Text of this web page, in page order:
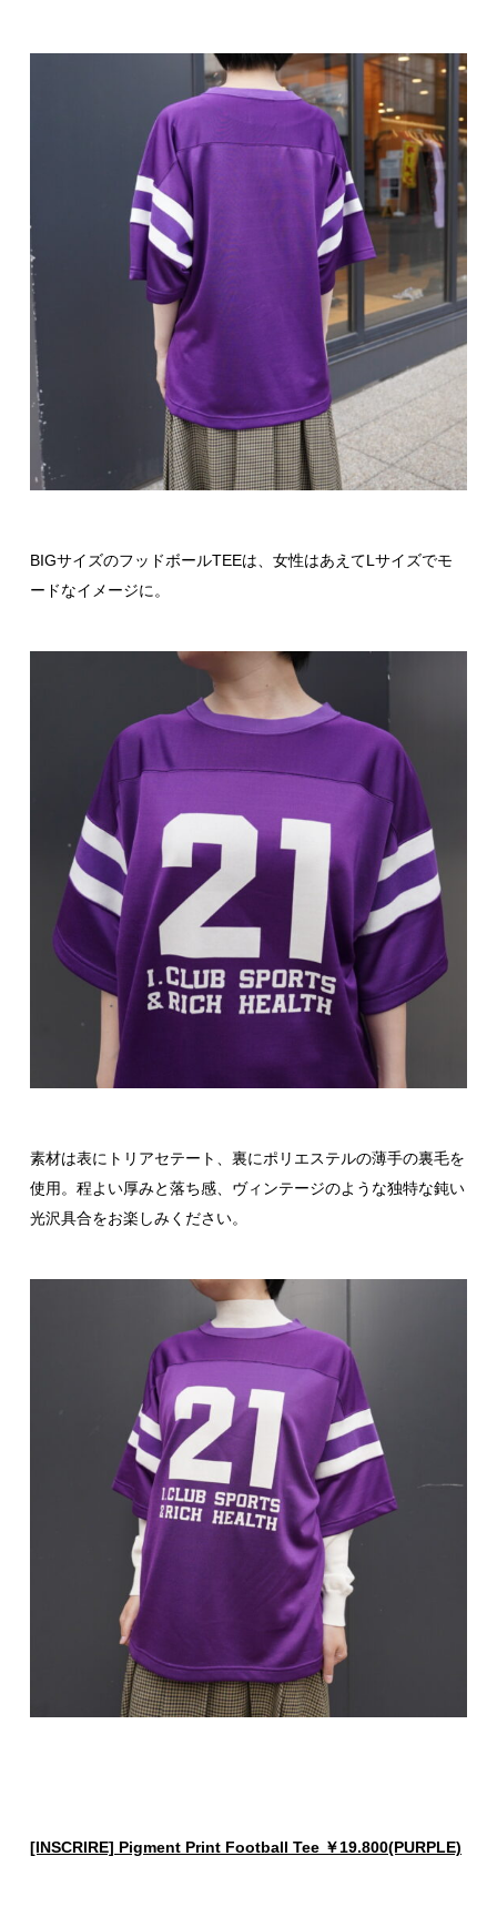
BIGサイズのフッドボールTEEは、女性はあえてLサイズでモ
ードなイメージに。
素材は表にトリアセテート、裏にポリエステルの薄手の裏毛を
使用。程よい厚みと落ち感、ヴィンテージのような独特な鈍い
光沢具合をお楽しみください。
[INSCRIRE] Pigment Print Football Tee ￥19.800(PURPLE)